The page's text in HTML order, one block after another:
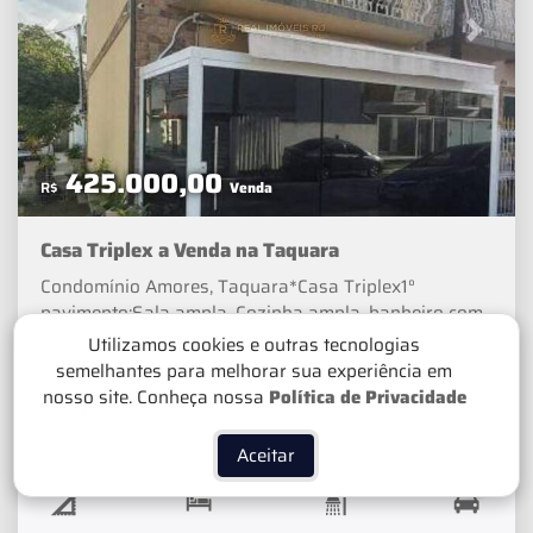
Utilizamos cookies e outras tecnologias
semelhantes para melhorar sua experiência em
nosso site. Conheça nossa Política de Privacidade
Aceitar
Previous Next
Casa Triplex a Venda na Taquara
Condomínio Amores, Taquara*Casa Triplex1°
pavimento:Sala ampla, Cozinha ampla, banheiro com
box , área de serviço.2° pavimento:3 quartos (2 com
sacada) , 1 banheiro social.3° pavimento:Terraço
amplo com 80m², 1 banheiro, área coberta e
!Valor: R$ 425.000 – SOMENTE A VISTA !!Condomínio:
R$ 360,00 (já com IPTU)Corretor responsável:
Próximo de Escolas, Hospitais, Mercados, Farmácias,
R$425.000,00Venda
Taquara